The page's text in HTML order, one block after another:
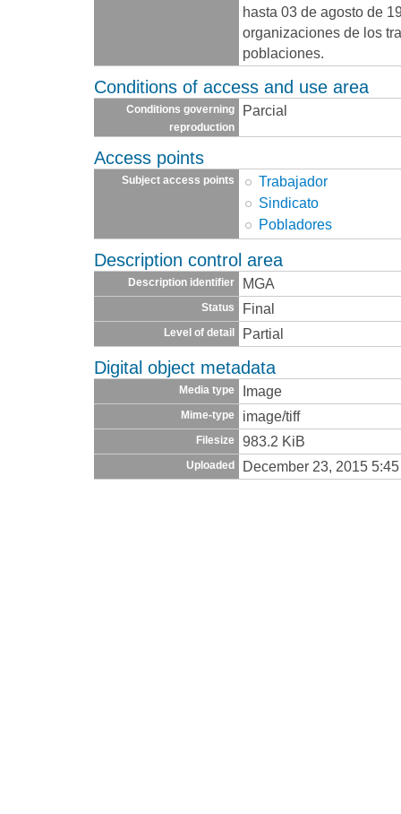
hasta 03 de agosto de
organizaciones de los
poblaciones.
Conditions of access and use area
Conditions governing
reproduction
Parcial
Access points
Subject access points
Trabajador
Sindicato
Pobladores
Description control area
Description identifier MGA
Status Final
Level of detail Partial
Digital object metadata
Media type Image
Mime-type image/tiff
Filesize 983.2 KiB
Uploaded December 23, 2015